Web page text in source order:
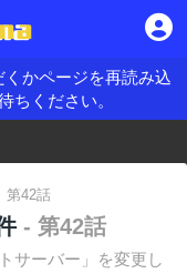
かページを再読み込
ちください。
第42話
- 第42話
サーバー」を変更し